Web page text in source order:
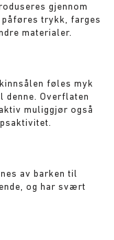
gjennom
påføres trykk, farges
materialer.
føles myk
denne. Overflaten
muliggjør også
av barken til
og har svært